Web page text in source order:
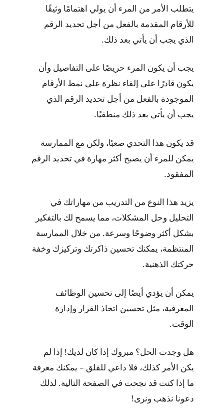
يتطلب الأمر من المرء أن يولي اهتمامًا وثيقًا
للأرقام المقدمة بالفعل من أجل تحديد الرقم
الذي يجب أن يأتي بعد ذلك.
يجب أن يكون المرء حريصًا على التفاصيل وأن
يكون قادرًا على إلقاء نظرة على نمط الأرقام
الموجودة بالفعل من أجل تحديد الرقم الذي
يجب أن يأتي بعد ذلك منطقيًا.
قد يكون هذا التحدي صعبًا، ولكن مع الممارسة
يمكن للمرء أن يصبح أكثر مهارة في تحديد الرقم
المفقود.
يزيد هذا النوع من التدريب من مهاراتك في
التحليل وحل المشكلات، مما يسمح لك بالتفكير
بشكل أكثر وضوحًا وسرعة. من خلال الممارسة
المنتظمة، يمكنك تحسين ذاكرتك وتركيزك وخفة
حركتك الذهنية.
يمكن أن يؤدي أيضًا إلى تحسين الوظائف
المعرفية، مثل تحسين اتخاذ القرار وإدارة
الوقت.
هل وجدت الحل؟ مبروك إذا كان لديك! إذا لم
يكن الأمر كذلك، فلا داعي للقلق – يمكنك معرفة
ما إذا كنت قد نجحت في الصفحة التالية. لذلك
دعونا نذهب ونرى!